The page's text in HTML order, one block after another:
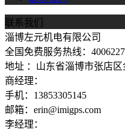
联系我们
淄博左元机电有限公司
全国免费服务热线：
地址 ：山东省淄博市张店区
商经理：
手机：13853305145
邮箱：erin@imigps.com
李经理：